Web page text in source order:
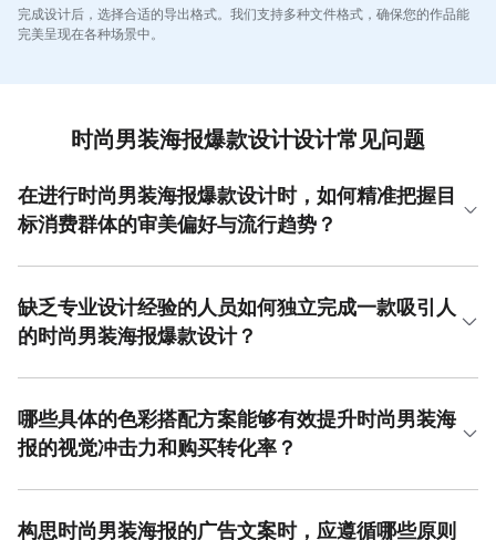
完成设计后，选择合适的导出格式。我们支持多种文件格式，确保您的作品能
完美呈现在各种场景中。
时尚男装海报爆款设计设计常见问题
在进行时尚男装海报爆款设计时，如何精准把握目
标消费群体的审美偏好与流行趋势？
期研究国内外知名时装周、时尚杂志和社交媒体上的热门话
题，提取关键色彩、版型和视觉风格元素。例如，当前流行
的极简主义或复古街头风，可以融入海报的构图和色彩搭配
对称构图能有效吸引眼球。美图设计室提供了海量紧跟潮流
的男装海报模板和高质量素材库，操作界面直观，能帮助您
快速将这些趋势元素应用于设计，大幅提升创作效率和专业
度。
缺乏专业设计经验的人员如何独立完成一款吸引人
的时尚男装海报爆款设计？
例如是突出面料质感还是款式设计。接着，选择一个布局清
晰、元素协调的模板作为基础，这能避免复杂的排版问题。
然后，重点处理文案和视觉的搭配，确保品牌名称和促销信
静物图，并运用模板自带的滤镜和文字特效进行美化。整个
时尚男装海报爆款设计过程的关键在于利用现成的资源简化
哪些具体的色彩搭配方案能够有效提升时尚男装海
报的视觉冲击力和购买转化率？
灰搭配一抹亮色（如橙色或电光蓝），能迅速聚焦视觉焦
构思时尚男装海报的广告文案时，应遵循哪些原则